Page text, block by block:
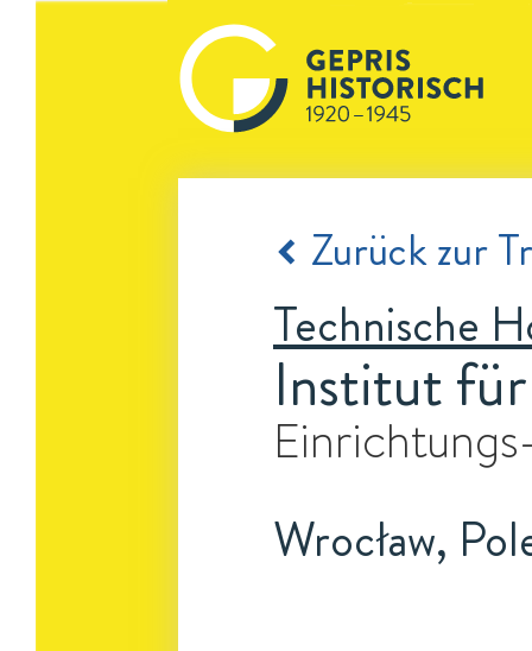
Zurück zur
Technische
Institut
Wrocław,